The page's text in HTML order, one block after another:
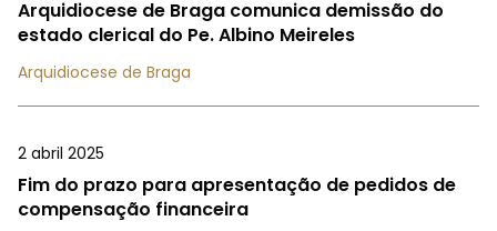
Arquidiocese de Braga comunica demissão do
estado clerical do Pe. Albino Meireles
Arquidiocese de Braga
2 abril 2025
Fim do prazo para apresentação de pedidos de
compensação financeira